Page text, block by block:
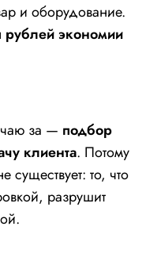
и оборудование.
экономии
за — подбор
клиента. Потому
существует: то, что
разрушит